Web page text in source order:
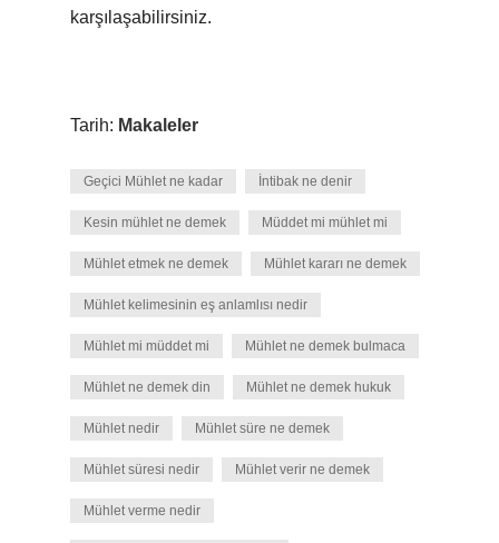
karşılaşabilirsiniz.
Tarih: Makaleler
Geçici Mühlet ne kadar İntibak ne denir
Kesin mühlet ne demek Müddet mi mühlet mi
Mühlet etmek ne demek Mühlet kararı ne demek
Mühlet kelimesinin eş anlamlısı nedir
Mühlet mi müddet mi Mühlet ne demek bulmaca
Mühlet ne demek din Mühlet ne demek hukuk
Mühlet nedir Mühlet süre ne demek
Mühlet süresi nedir Mühlet verir ne demek
Mühlet verme nedir